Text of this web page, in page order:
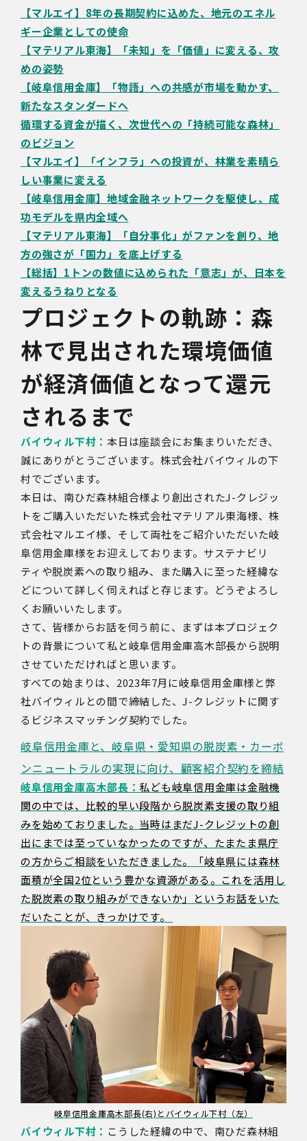
【マルエイ】8年の長期契約に込めた、地元のエネル
ギー企業としての使命
【マテリアル東海】「未知」を「価値」に変える、攻
めの姿勢
【岐阜信用金庫】「物語」への共感が市場を動かす、
新たなスタンダードへ
循環する資金が描く、次世代への「持続可能な森林」
のビジョン
【マルエイ】「インフラ」への投資が、林業を素晴ら
しい事業に変える
【岐阜信用金庫】地域金融ネットワークを駆使し、成
功モデルを県内全域へ
【マテリアル東海】「自分事化」がファンを創り、地
方の強さが「国力」を底上げする
【総括】1トンの数値に込められた「意志」が、日本を
変えるうねりとなる
プロジェクトの軌跡：森
林で見出された環境価値
が経済価値となって還元
されるまで
バイウィル下村： 本日は座談会にお集まりいただき、
誠にありがとうございます。株式会社バイウィルの下
村でございます。
本日は、南ひだ森林組合様より創出されたJ-クレジッ
トをご購入いただいた株式会社マテリアル東海様、株
式会社マルエイ様、そして両社をご紹介いただいた岐
阜信用金庫様をお迎えしております。サステナビリ
ティや脱炭素への取り組み、また購入に至った経緯な
どについて詳しく伺えればと存じます。どうぞよろし
くお願いいたします。
さて、皆様からお話を伺う前に、まずは本プロジェク
トの背景について私と岐阜信用金庫高木部長から説明
させていただければと思います。
すべての始まりは、2023年7月に岐阜信用金庫様と弊
社バイウィルとの間で締結した、J-クレジットに関す
るビジネスマッチング契約でした。
岐阜信用金庫と、岐阜県・愛知県の脱炭素・カーボ
ンニュートラルの実現に向け、顧客紹介契約を締結
岐阜信用金庫高木部長：私ども岐阜信用金庫は金融機
関の中では、比較的早い段階から脱炭素支援の取り組
みを始めておりました。当時はまだJ-クレジットの創
出にまでは至っていなかったのですが、たまたま県庁
の方からご相談をいただきました。「岐阜県には森林
面積が全国2位という豊かな資源がある。これを活用し
た脱炭素の取り組みができないか」というお話をいた
だいたことが、きっかけです。
岐阜信用金庫高木部長(右)とバイウィル下村（左）
バイウィル下村： こうした経緯の中で、南ひだ森林組